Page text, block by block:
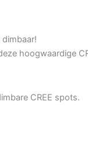
hoogwaardige
CREE spots.